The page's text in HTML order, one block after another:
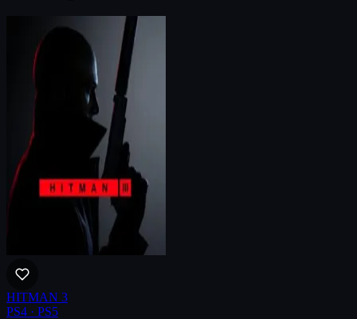
HITMAN 3
PS4 · PS5